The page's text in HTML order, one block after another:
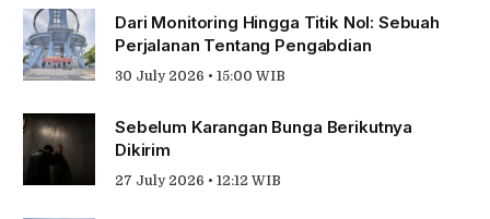
Dari Monitoring Hingga Titik Nol: Sebuah
Perjalanan Tentang Pengabdian
30 July 2026 • 15:00 WIB
Sebelum Karangan Bunga Berikutnya
Dikirim
27 July 2026 • 12:12 WIB